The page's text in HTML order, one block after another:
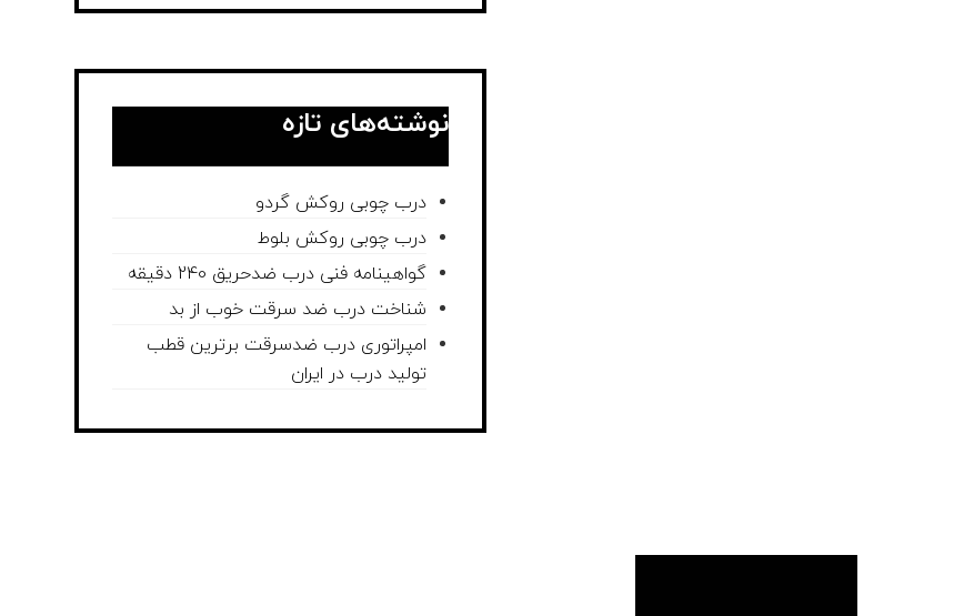
نوشته‌های تازه
درب چوبی روکش گردو
درب چوبی روکش بلوط
گواهینامه فنی درب ضدحریق 240 دقیقه
شناخت درب ضد سرقت خوب از بد
امپراتوری درب ضدسرقت برترین قطب
تولید درب در ایران